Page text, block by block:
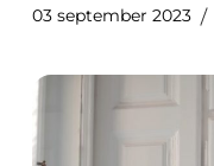
03 september 2023